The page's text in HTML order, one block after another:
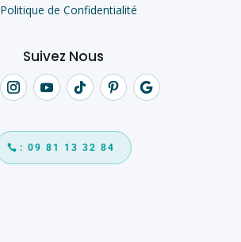
Politique de Confidentialité
Suivez Nous
: 09 81 13 32 84